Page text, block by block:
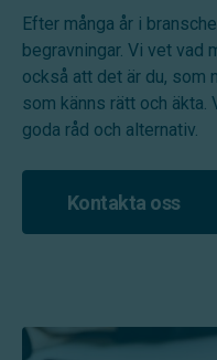
Efter många år i
begravningar. Vi vet vad
också att det är du, som
som känns rätt och äkta.
goda råd och alternativ.
Kontakta oss